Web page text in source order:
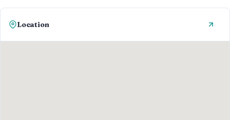
Location